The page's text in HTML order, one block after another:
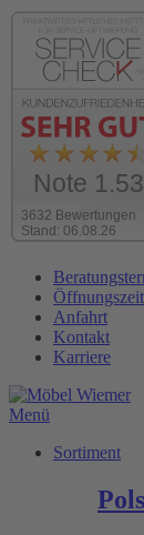
3632 Bewertungen
Stand: 06.08.26
Note 1.53
Inhalt
wechseln
Anfahrt
Kontakt
Karriere
Menü
Sortiment